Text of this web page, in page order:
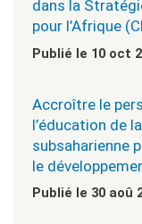
dans la
pour l’Afrique
Publié le 10 oct
Accroître le
l’éducation de
subsaharienne
le
Publié le 30 aoû